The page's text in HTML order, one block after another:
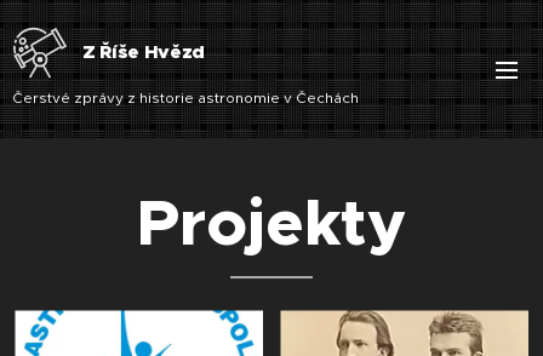
Z Říše Hvězd
Čerstvé zprávy z historie astronomie v Čechách
Projekty